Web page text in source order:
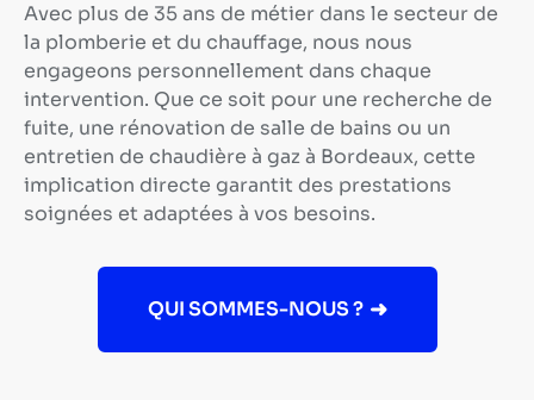
Avec plus de 35 ans de métier dans le secteur de
la plomberie et du chauffage, nous nous
engageons personnellement dans chaque
intervention. Que ce soit pour une recherche de
fuite, une rénovation de salle de bains ou un
entretien de chaudière à gaz à Bordeaux, cette
implication directe garantit des prestations
soignées et adaptées à vos besoins.
QUI SOMMES-NOUS ?